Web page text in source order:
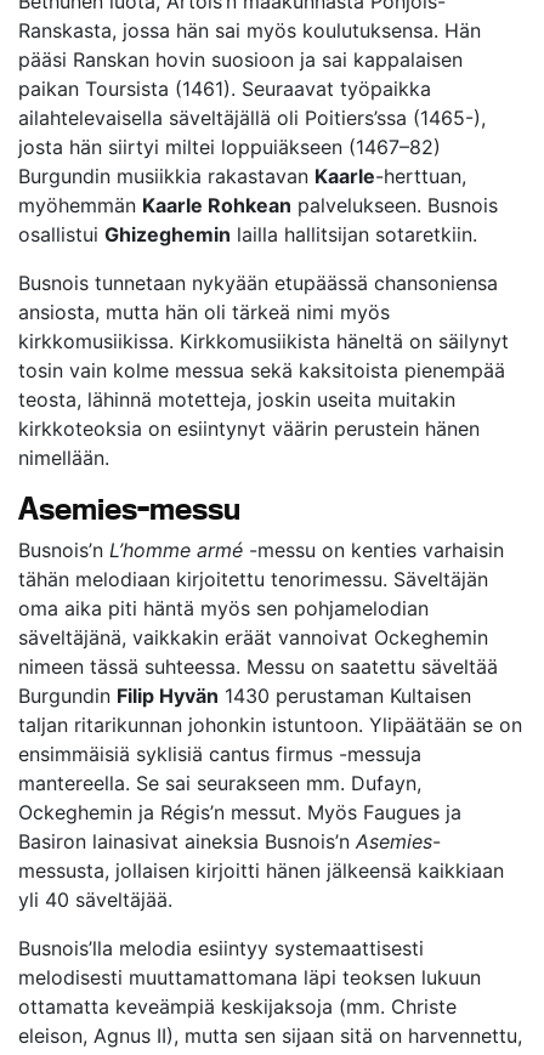
Ranskasta, jossa hän sai myös koulutuksensa. Hän
pääsi Ranskan hovin suosioon ja sai kappalaisen
paikan Toursista (1461). Seuraavat työpaikka
ailahtelevaisella säveltäjällä oli Poitiers’ssa (1465-),
josta hän siirtyi miltei loppuiäkseen (1467–82)
Burgundin musiikkia rakastavan Kaarle-herttuan,
myöhemmän Kaarle Rohkean palvelukseen. Busnois
osallistui Ghizeghemin lailla hallitsijan sotaretkiin.
Busnois tunnetaan nykyään etupäässä chansoniensa
ansiosta, mutta hän oli tärkeä nimi myös
kirkkomusiikissa. Kirkkomusiikista häneltä on säilynyt
tosin vain kolme messua sekä kaksitoista pienempää
teosta, lähinnä motetteja, joskin useita muitakin
kirkkoteoksia on esiintynyt väärin perustein hänen
nimellään.
Asemies-messu
Busnois’n L’homme armé -messu on kenties varhaisin
tähän melodiaan kirjoitettu tenorimessu. Säveltäjän
oma aika piti häntä myös sen pohjamelodian
säveltäjänä, vaikkakin eräät vannoivat Ockeghemin
nimeen tässä suhteessa. Messu on saatettu säveltää
Burgundin Filip Hyvän 1430 perustaman Kultaisen
taljan ritarikunnan johonkin istuntoon. Ylipäätään se on
ensimmäisiä syklisiä cantus firmus -messuja
mantereella. Se sai seurakseen mm. Dufayn,
Ockeghemin ja Régis’n messut. Myös Faugues ja
Basiron lainasivat aineksia Busnois’n Asemies-
messusta, jollaisen kirjoitti hänen jälkeensä kaikkiaan
yli 40 säveltäjää.
Busnois’lla melodia esiintyy systemaattisesti
melodisesti muuttamattomana läpi teoksen lukuun
ottamatta keveämpiä keskijaksoja (mm. Christe
eleison, Agnus II), mutta sen sijaan sitä on harvennettu,